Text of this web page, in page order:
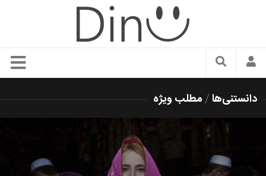
سبک زندگی
زیبایی و آرایش
دکوراسیون و چیدمان
دانستنی‌ها/مطلب ویژه